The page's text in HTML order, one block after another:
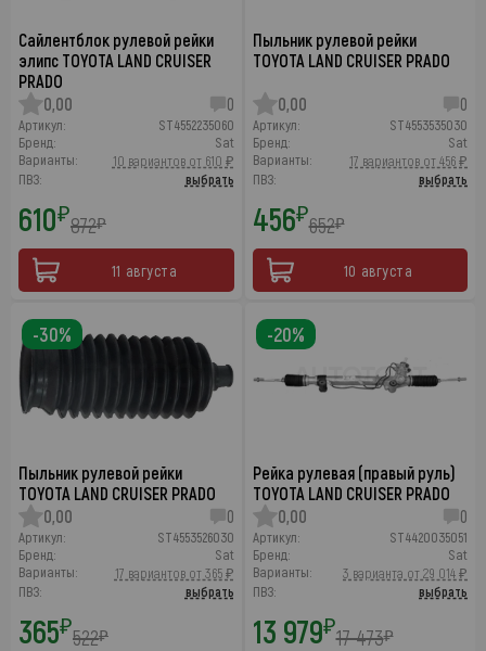
Сайлентблок рулевой рейки
элипс TOYOTA LAND CRUISER
PRADO
0,00
0
Артикул:
ST4552235060
Бренд:
Sat
Варианты:
10 вариантов от 610 ₽
ПВЗ:
выбрать
610₽872₽
11 августа
Пыльник рулевой рейки
TOYOTA LAND CRUISER PRADO
0,00 0
Артикул:
ST4553535030
Бренд:
Sat
Варианты:
17 вариантов от 456 ₽
ПВЗ:
выбрать
456₽652₽
10 августа
Пыльник рулевой рейки
TOYOTA LAND CRUISER PRADO
0,00
0
Артикул:
ST4553526030
Бренд:
Sat
Варианты:
17 вариантов от 365 ₽
ПВЗ:
выбрать
365₽522₽
-30%
Рейка рулевая (правый руль)
TOYOTA LAND CRUISER PRADO
0,00
0
Артикул:
ST4420035051
Бренд:
Sat
Варианты:
3 варианта от 29 014 ₽
ПВЗ:
выбрать
13 979₽17 473₽
-20%